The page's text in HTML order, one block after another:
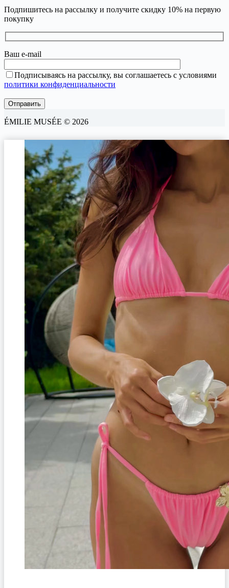
Подпишитесь на рассылку и получите скидку 10% на первую
покупку
Ваш e-mail
Подписываясь на рассылку, вы соглашаетесь с условиями
политики конфиденциальности
ÉMILIE MUSÉE © 2026